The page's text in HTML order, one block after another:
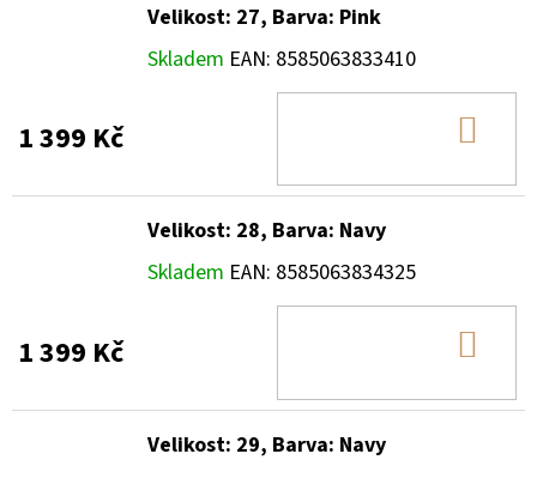
Velikost: 27, Barva: Pink
Skladem EAN: 8585063833410
1 399 Kč
Velikost: 28, Barva: Navy
Skladem EAN: 8585063834325
1 399 Kč
Velikost: 29, Barva: Navy